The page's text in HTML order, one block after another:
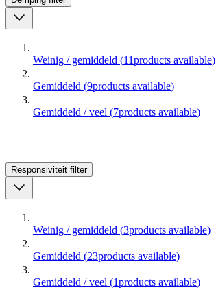
Weinig / gemiddeld (11products available)
Gemiddeld (9products available)
Gemiddeld / veel (7products available)
Responsiviteit filter
Weinig / gemiddeld (3products available)
Gemiddeld (23products available)
Gemiddeld / veel (1products available)